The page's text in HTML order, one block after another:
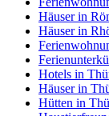
Häuser in
Häuser in
Hotels in
Häuser in
Hütten in